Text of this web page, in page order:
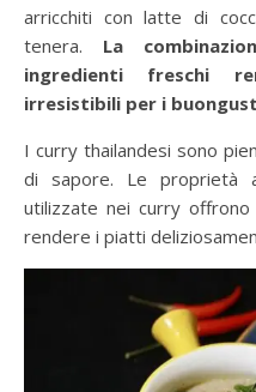
arricchiti con latte di
tenera. La
ingredienti freschi
irresistibili per i
I curry thailandesi sono
di sapore. Le proprietà
utilizzate nei curry
rendere i piatti